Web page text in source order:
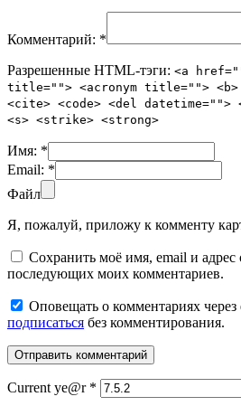
Комментарий: *
Разрешенные HTML-тэги: <a
title=""> <acronym title=""> <b>
<cite> <code> <del datetime="">
<s> <strike> <strong>
Имя: *
Email: *
Файл
Я, пожалуй, приложу к комменту
Сохранить моё имя, email и адрес
последующих моих комментариев.
Оповещать о комментариях
подписаться без комментирования.
Current ye@r *